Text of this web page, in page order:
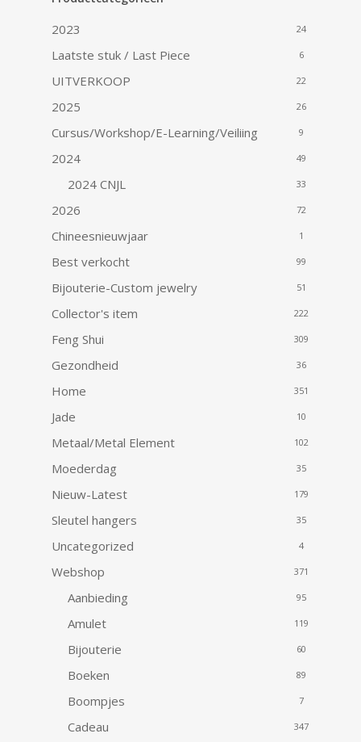
2023 24
Laatste stuk / Last Piece 6
UITVERKOOP 22
2025 26
Cursus/Workshop/E-Learning/Veiliing 9
2024 49
2024 CNJL 33
2026 72
Chineesnieuwjaar 1
Best verkocht 99
Bijouterie-Custom jewelry 51
Collector's item 222
Feng Shui 309
Gezondheid 36
Home 351
Jade 10
Metaal/Metal Element 102
Moederdag 35
Nieuw-Latest 179
Sleutel hangers 35
Uncategorized 4
Webshop 371
Aanbieding 95
Amulet 119
Bijouterie 60
Boeken 89
Boompjes 7
Cadeau 347